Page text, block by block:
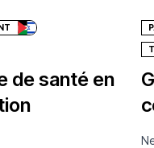
de santé en